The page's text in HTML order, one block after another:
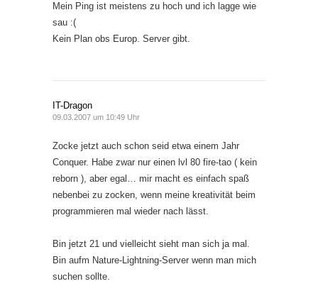
Mein Ping ist meistens zu hoch und ich lagge wie
sau :(
Kein Plan obs Europ. Server gibt.
IT-Dragon
09.03.2007 um 10:49 Uhr
Zocke jetzt auch schon seid etwa einem Jahr
Conquer. Habe zwar nur einen lvl 80 fire-tao ( kein
reborn ), aber egal… mir macht es einfach spaß
nebenbei zu zocken, wenn meine kreativität beim
programmieren mal wieder nach lässt.
Bin jetzt 21 und vielleicht sieht man sich ja mal.
Bin aufm Nature-Lightning-Server wenn man mich
suchen sollte.